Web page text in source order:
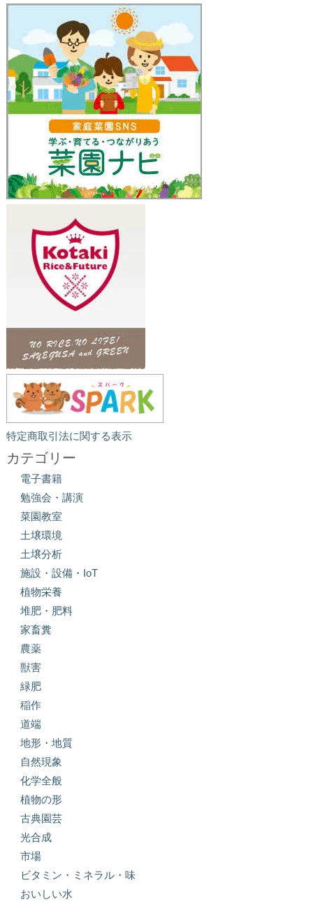
特定商取引法に関する表示
カテゴリー
電子書籍
勉強会・講演
菜園教室
土壌環境
土壌分析
施設・設備・IoT
植物栄養
堆肥・肥料
家畜糞
農薬
獣害
緑肥
稲作
道端
地形・地質
自然現象
化学全般
植物の形
古典園芸
光合成
市場
ビタミン・ミネラル・味
おいしい水